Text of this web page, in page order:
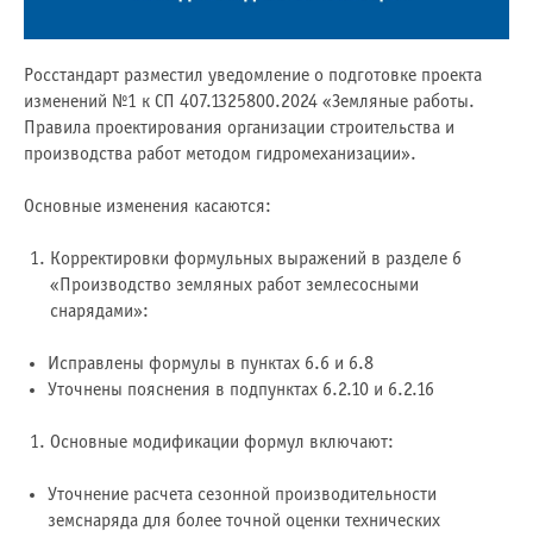
Росстандарт разместил уведомление о подготовке проекта
изменений №1 к СП 407.1325800.2024 «Земляные работы.
Правила проектирования организации строительства и
производства работ методом гидромеханизации».
Основные изменения касаются:
Корректировки формульных выражений в разделе 6
«Производство земляных работ землесосными
снарядами»:
Исправлены формулы в пунктах 6.6 и 6.8
Уточнены пояснения в подпунктах 6.2.10 и 6.2.16
Основные модификации формул включают:
Уточнение расчета сезонной производительности
земснаряда для более точной оценки технических